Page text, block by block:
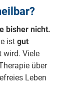
bisher nicht.
ist gut
wird. Viele
über
Leben